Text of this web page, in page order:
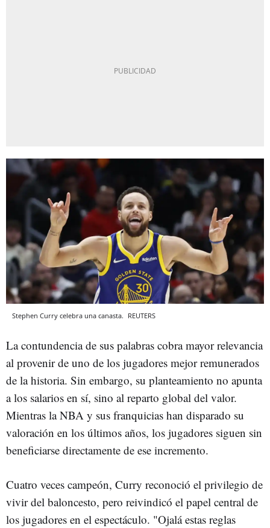
Stephen Curry celebra una canasta. REUTERS
La contundencia de sus palabras cobra mayor relevancia
al provenir de uno de los jugadores mejor remunerados
de la historia. Sin embargo, su planteamiento no apunta
a los salarios en sí, sino al reparto global del valor.
Mientras la NBA y sus franquicias han disparado su
valoración en los últimos años, los jugadores siguen sin
beneficiarse directamente de ese incremento.
Cuatro veces campeón, Curry reconoció el privilegio de
vivir del baloncesto, pero reivindicó el papel central de
los jugadores en el espectáculo. "Ojalá estas reglas